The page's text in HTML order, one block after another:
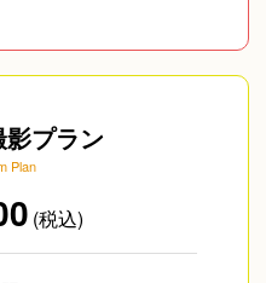
真
プラン
Plan
(税込)